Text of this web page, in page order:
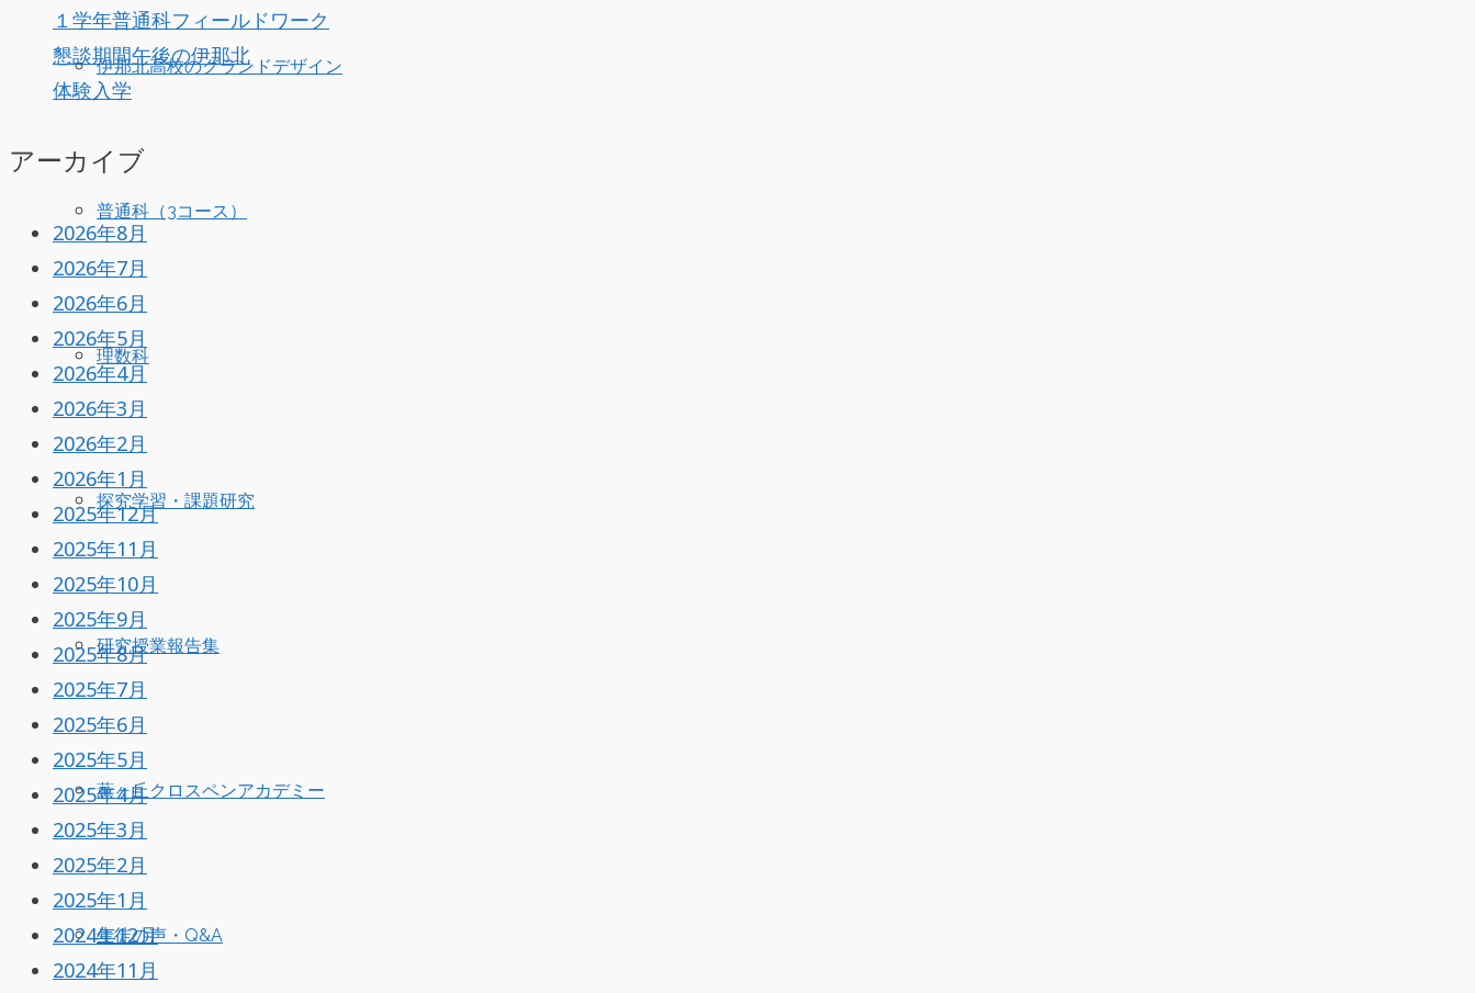
伊那北高校のグランドデザイン
普通科（3コース）
理数科
探究学習・課題研究
研究授業報告集
薫ヶ丘クロスペンアカデミー
生徒の声・Q&A
１学年普通科フィールドワーク
懇談期間午後の伊那北
体験入学
アーカイブ
2026年8月
2026年7月
2026年6月
2026年5月
2026年4月
2026年3月
2026年2月
2026年1月
2025年12月
2025年11月
2025年10月
2025年9月
2025年8月
2025年7月
2025年6月
2025年5月
2025年4月
2025年3月
2025年2月
2025年1月
2024年12月
2024年11月